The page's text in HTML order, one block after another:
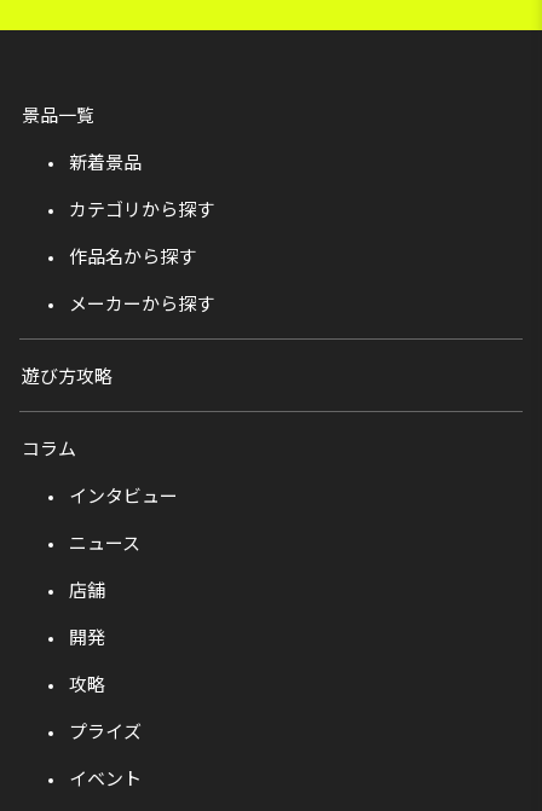
景品一覧
新着景品
カテゴリから探す
作品名から探す
メーカーから探す
遊び方攻略
コラム
インタビュー
ニュース
店舗
開発
攻略
プライズ
イベント